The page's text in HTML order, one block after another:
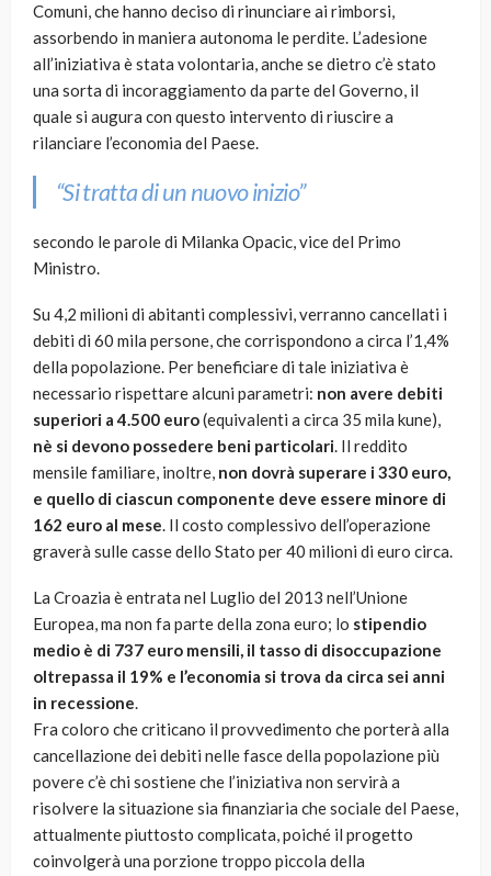
Comuni, che hanno deciso di rinunciare ai rimborsi,
assorbendo in maniera autonoma le perdite. L’adesione
all’iniziativa è stata volontaria, anche se dietro c’è stato
una sorta di incoraggiamento da parte del Governo, il
quale si augura con questo intervento di riuscire a
rilanciare l’economia del Paese.
“Si tratta di un nuovo inizio”
secondo le parole di Milanka Opacic, vice del Primo
Ministro.
Su 4,2 milioni di abitanti complessivi, verranno cancellati i
debiti di 60 mila persone, che corrispondono a circa l’1,4%
della popolazione. Per beneficiare di tale iniziativa è
necessario rispettare alcuni parametri: non avere debiti
superiori a 4.500 euro(equivalenti a circa 35 mila kune),
nè si devono possedere beni particolari. Il reddito
mensile familiare, inoltre, non dovrà superare i 330 euro,
e quello di ciascun componente deve essere minore di
162 euro al mese. Il costo complessivo dell’operazione
graverà sulle casse dello Stato per 40 milioni di euro circa.
La Croazia è entrata nel Luglio del 2013 nell’Unione
Europea, ma non fa parte della zona euro; lo stipendio
medio è di 737 euro mensili, il tasso di disoccupazione
oltrepassa il 19% e l’economia si trova da circa sei anni
in recessione.
Fra coloro che criticano il provvedimento che porterà alla
cancellazione dei debiti nelle fasce della popolazione più
povere c’è chi sostiene che l’iniziativa non servirà a
risolvere la situazione sia finanziaria che sociale del Paese,
attualmente piuttosto complicata, poiché il progetto
coinvolgerà una porzione troppo piccola della